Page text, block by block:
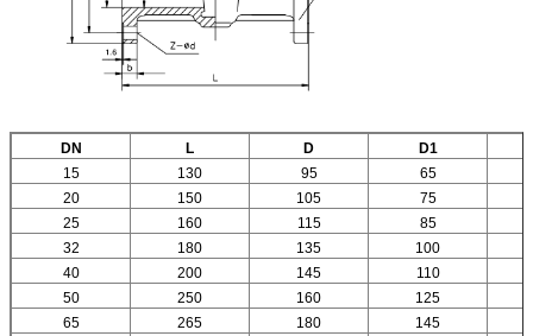
DN L D
D1
15
130 95
65
20
150 105
75
25
160 115
85
32
180 135
100
40
200 145
110
50
250 160
125
65
265 180
145